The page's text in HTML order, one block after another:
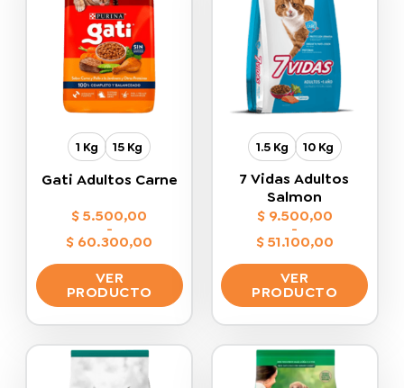
1 Kg 15 Kg
Gati Adultos Carne
$5.500,00
-
$ 60.300,00
Rango
de
precios:
desde
$ 5.500,00
$ 60.300,00
VER
PRODUCTO
tiene
múltiples
1.5 Kg 10 Kg
7 Vidas Adultos
Salmon
$9.500,00
-
$51.100,00
Rango
de
precios:
desde
$ 9.500,00
$ 51.100,00
VER
PRODUCTO
tiene
múltiples